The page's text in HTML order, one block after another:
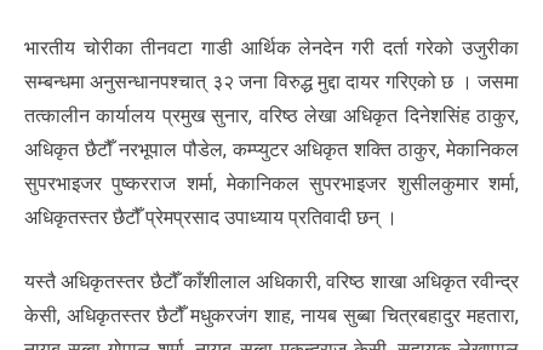
भारतीय चोरीका तीनवटा गाडी आर्थिक लेनदेन गरी दर्ता गरेको उजुरीका
सम्बन्धमा अनुसन्धानपश्चात् ३२ जना विरुद्ध मुद्दा दायर गरिएको छ । जसमा
तत्कालीन कार्यालय प्रमुख सुनार, वरिष्ठ लेखा अधिकृत दिनेशसिंह ठाकुर,
अधिकृत छैटौँ नरभूपाल पौडेल, कम्प्युटर अधिकृत शक्ति ठाकुर, मेकानिकल
सुपरभाइजर पुष्करराज शर्मा, मेकानिकल सुपरभाइजर शुसीलकुमार शर्मा,
अधिकृतस्तर छैटौँ प्रेमप्रसाद उपाध्याय प्रतिवादी छन् ।
यस्तै अधिकृतस्तर छैटौँ काँशीलाल अधिकारी, वरिष्ठ शाखा अधिकृत रवीन्द्र
केसी, अधिकृतस्तर छैटौँ मधुकरजंग शाह, नायब सुब्बा चित्रबहादुर महतारा,